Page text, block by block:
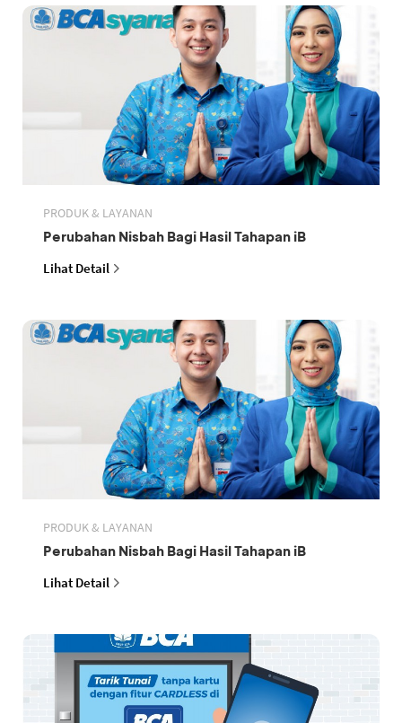
PRODUK & LAYANAN
Perubahan Nisbah Bagi Hasil Tahapan iB
Lihat Detail
PRODUK & LAYANAN
Perubahan Nisbah Bagi Hasil Tahapan iB
Lihat Detail